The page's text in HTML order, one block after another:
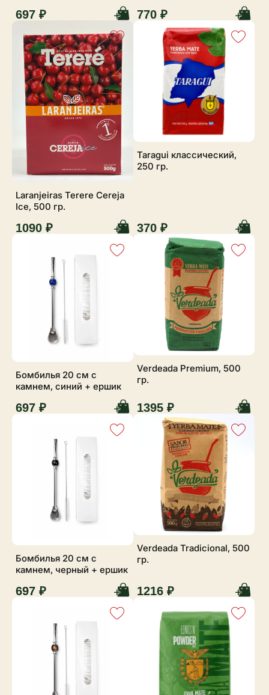
697 ₽ 770 ₽
Laranjeiras Terere Cereja
Ice, 500 гр.
1090 ₽
Taragui классический,
250 гр.
370 ₽
Бомбилья 20 см с
камнем, синий + ершик
697 ₽
Verdeada Premium, 500
гр.
1395 ₽
Бомбилья 20 см с
камнем, черный + ершик
697 ₽
Verdeada Tradicional, 500
гр.
1216 ₽